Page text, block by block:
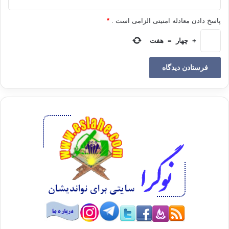
ندارد که از این باز گشت انسان جلوگیری کند. تا به امروز هیچ دارو، یا
طبیب، یا اله و الهه‌ای نتوانسته است جلوی دستی را بگیرد که انسان
را از این جا بیرون می برد، حتی انسان‌های بی‌شماری که انسان‌های
دیگر آنان را معبود قرار داده پرستش کرده‌اند،
مرگ خودشان را هم نتوانسته اند به تاخیر بیندازند. این تنها خدا است
هرگاه دستور احضار کسی از نزد او صادر شود، او چه بخواهد و چه
می‌گیرد که کی تمام انسان‌هایی را که به این دنیا آمده و رفته‌اند، بار
دیگر زنده بر انگیزد و از آن‌ها درباره‌ی عملکردشان در زندگی این دنیا
حساب و کتاب به عمل آورد. در آن هنگام هم کسی این توان را ندارد
که کسی را از زنده بر انگیخته شدن دوباره نجات بدهد، یا خود نجات
یابد. هیچ کس چاره ای جز بلند شدن به دستور او و حاضر شدن در
دادگاه او ندارد.
سپس تنها همان خدا به تنهایی داور آن دادگاه خواهد بود و کس
دیگری ذره ای در اختیارات او شریک نخواهد بود. کیفر دادن یا عفو
پاسخ دادن معادله امنیتی الزامی است . *
+ چهار = هفت